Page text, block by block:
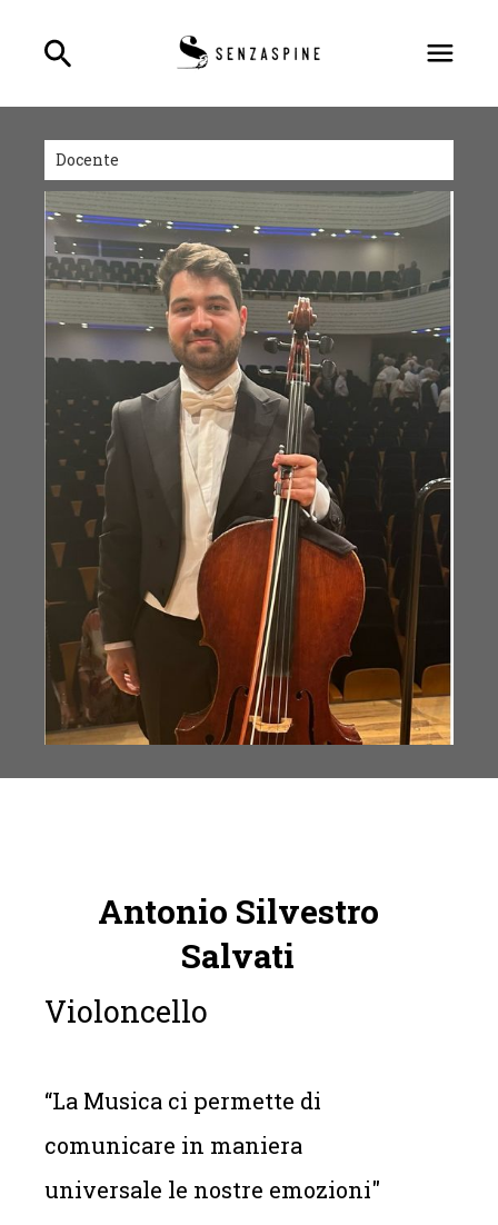
Antonio Silvestro
Salvati
Violoncello
“La Musica ci permette di
comunicare in maniera
universale le nostre emozioni"
Docente